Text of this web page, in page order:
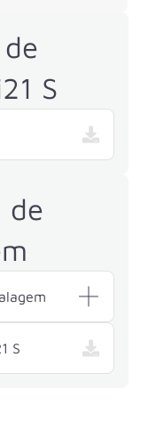
S
de
S — i21 S , abre em